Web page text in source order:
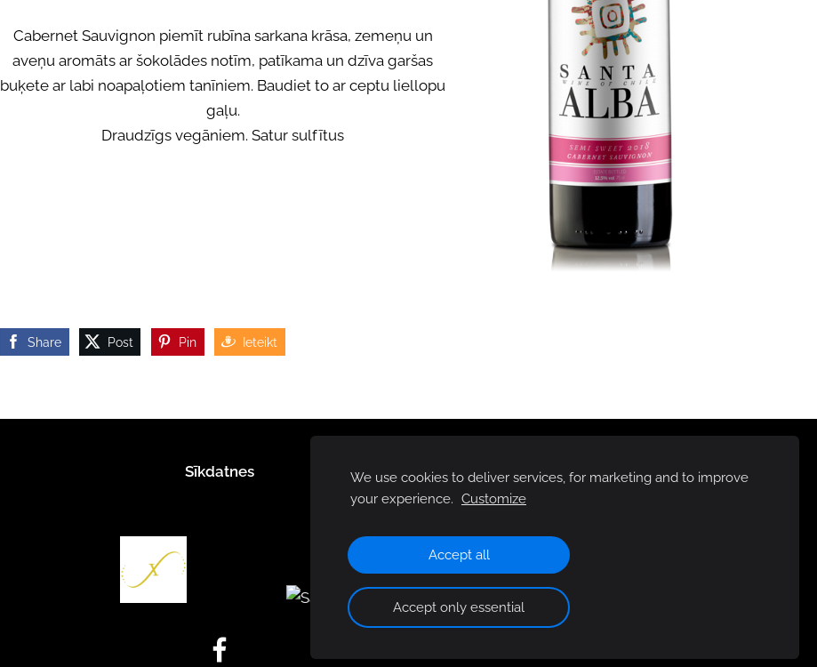
Cabernet Sauvignon piemīt rubīna sarkana krāsa, zemeņu un
aveņu aromāts ar šokolādes notīm, patīkama un dzīva garšas
buķete ar labi noapaļotiem tanīniem. Baudiet to ar ceptu liellopu
gaļu.
Draudzīgs vegāniem. Satur sulfītus
Share Post Pin Ieteikt
Sīkdatnes
We use cookies to deliver services, for marketing and to improve
your experience. Customize
Accept all
Accept only essential